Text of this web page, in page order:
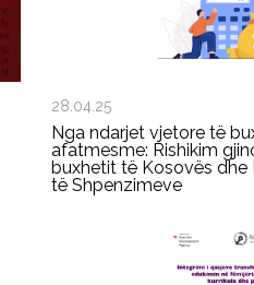
28.04.25
Nga ndarjet vjetore të
afatmesme: Rishikim
buxhetit të Kosovës
të Shpenzimeve